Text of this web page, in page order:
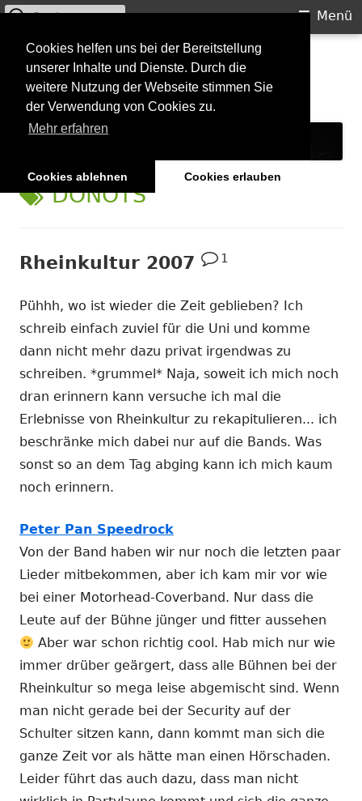
Cookies helfen uns bei der Bereitstellung
unserer Inhalte und Dienste. Durch die
weitere Nutzung der Webseite stimmen Sie
der Verwendung von Cookies zu.
Mehr erfahren
Cookies ablehnen Cookies erlauben
Springe
Inhalt
Starkilla
Konzertberichte und mehr
Primäres
Menü
Menü
Suchen
SCHLAGWORT:
DONOTS
Rheinkultur 2007 1
Pühhh, wo ist wieder die Zeit geblieben? Ich
schreib einfach zuviel für die Uni und komme
dann nicht mehr dazu privat irgendwas zu
schreiben. *grummel* Naja, soweit ich mich noch
dran erinnern kann versuche ich mal die
Erlebnisse von Rheinkultur zu rekapitulieren... ich
beschränke mich dabei nur auf die Bands. Was
sonst so an dem Tag abging kann ich mich kaum
noch erinnern.
Peter Pan Speedrock
Von der Band haben wir nur noch die letzten paar
Lieder mitbekommen, aber ich kam mir vor wie
bei einer Motorhead-Coverband. Nur dass die
Leute auf der Bühne jünger und fitter aussehen
Aber war schon richtig cool. Hab mich nur wie
immer drüber geärgert, dass alle Bühnen bei der
Rheinkultur so mega leise abgemischt sind. Wenn
man nicht gerade bei der Security auf der
Schulter sitzen kann, dann kommt man sich die
ganze Zeit vor als hätte man einen Hörschaden.
Leider führt das auch dazu, dass man nicht